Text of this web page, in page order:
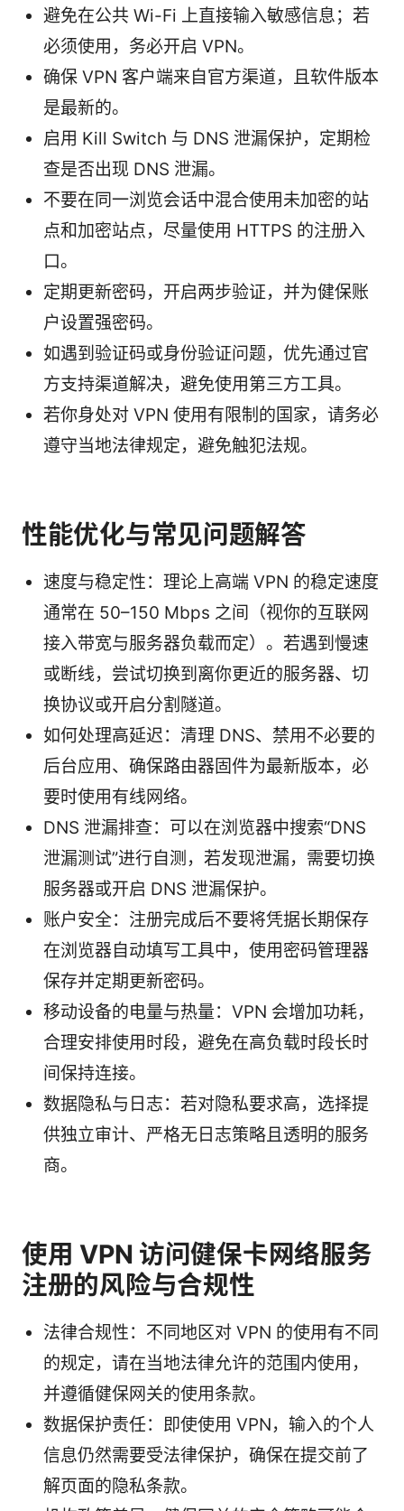
避免在公共 Wi-Fi 上直接输入敏感信息；若
必须使用，务必开启 VPN。
确保 VPN 客户端来自官方渠道，且软件版本
是最新的。
启用 Kill Switch 与 DNS 泄漏保护，定期检
查是否出现 DNS 泄漏。
不要在同一浏览会话中混合使用未加密的站
点和加密站点，尽量使用 HTTPS 的注册入
口。
定期更新密码，开启两步验证，并为健保账
户设置强密码。
如遇到验证码或身份验证问题，优先通过官
方支持渠道解决，避免使用第三方工具。
若你身处对 VPN 使用有限制的国家，请务必
遵守当地法律规定，避免触犯法规。
性能优化与常见问题解答
速度与稳定性：理论上高端 VPN 的稳定速度
通常在 50–150 Mbps 之间（视你的互联网
接入带宽与服务器负载而定）。若遇到慢速
或断线，尝试切换到离你更近的服务器、切
换协议或开启分割隧道。
如何处理高延迟：清理 DNS、禁用不必要的
后台应用、确保路由器固件为最新版本，必
要时使用有线网络。
DNS 泄漏排查：可以在浏览器中搜索“DNS
泄漏测试”进行自测，若发现泄漏，需要切换
服务器或开启 DNS 泄漏保护。
账户安全：注册完成后不要将凭据长期保存
在浏览器自动填写工具中，使用密码管理器
保存并定期更新密码。
移动设备的电量与热量：VPN 会增加功耗，
合理安排使用时段，避免在高负载时段长时
间保持连接。
数据隐私与日志：若对隐私要求高，选择提
供独立审计、严格无日志策略且透明的服务
商。
使用 VPN 访问健保卡网络服务
注册的风险与合规性
法律合规性：不同地区对 VPN 的使用有不同
的规定，请在当地法律允许的范围内使用，
并遵循健保网关的使用条款。
数据保护责任：即使使用 VPN，输入的个人
信息仍然需要受法律保护，确保在提交前了
解页面的隐私条款。